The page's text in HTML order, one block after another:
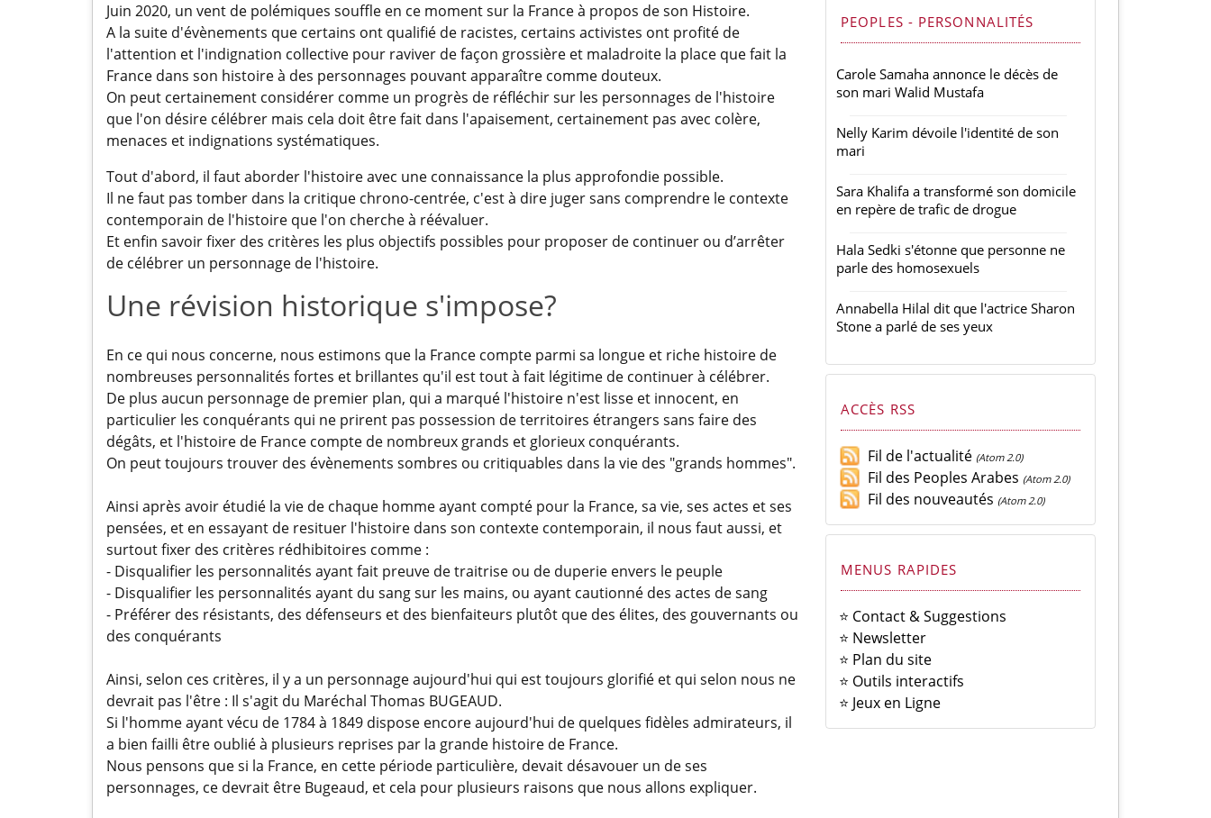
Juin 2020, un vent de polémiques souffle en ce moment sur la France à propos de son Histoire.
A la suite d'évènements que certains ont qualifié de racistes, certains activistes ont profité de
l'attention et l'indignation collective pour raviver de façon grossière et maladroite la place que fait la
France dans son histoire à des personnages pouvant apparaître comme douteux.
On peut certainement considérer comme un progrès de réfléchir sur les personnages de l'histoire
que l'on désire célébrer mais cela doit être fait dans l'apaisement, certainement pas avec colère,
menaces et indignations systématiques.
Tout d'abord, il faut aborder l'histoire avec une connaissance la plus approfondie possible.
Il ne faut pas tomber dans la critique chrono-centrée, c'est à dire juger sans comprendre le contexte
contemporain de l'histoire que l'on cherche à réévaluer.
Et enfin savoir fixer des critères les plus objectifs possibles pour proposer de continuer ou d’arrêter
de célébrer un personnage de l'histoire.
Une révision historique s'impose?
En ce qui nous concerne, nous estimons que la France compte parmi sa longue et riche histoire de
nombreuses personnalités fortes et brillantes qu'il est tout à fait légitime de continuer à célébrer.
De plus aucun personnage de premier plan, qui a marqué l'histoire n'est lisse et innocent, en
particulier les conquérants qui ne prirent pas possession de territoires étrangers sans faire des
dégâts, et l'histoire de France compte de nombreux grands et glorieux conquérants.
On peut toujours trouver des évènements sombres ou critiquables dans la vie des "grands hommes".
Ainsi après avoir étudié la vie de chaque homme ayant compté pour la France, sa vie, ses actes et ses
pensées, et en essayant de resituer l'histoire dans son contexte contemporain, il nous faut aussi, et
surtout fixer des critères rédhibitoires comme :
- Disqualifier les personnalités ayant fait preuve de traitrise ou de duperie envers le peuple
- Disqualifier les personnalités ayant du sang sur les mains, ou ayant cautionné des actes de sang
- Préférer des résistants, des défenseurs et des bienfaiteurs plutôt que des élites, des gouvernants ou
des conquérants
Ainsi, selon ces critères, il y a un personnage aujourd'hui qui est toujours glorifié et qui selon nous ne
devrait pas l'être : Il s'agit du Maréchal Thomas BUGEAUD.
Si l'homme ayant vécu de 1784 à 1849 dispose encore aujourd'hui de quelques fidèles admirateurs, il
a bien failli être oublié à plusieurs reprises par la grande histoire de France.
Nous pensons que si la France, en cette période particulière, devait désavouer un de ses
personnages, ce devrait être Bugeaud, et cela pour plusieurs raisons que nous allons expliquer.
PEOPLES - PERSONNALITÉS
Carole Samaha annonce le décès de
son mari Walid Mustafa
Nelly Karim dévoile l'identité de son
mari
Sara Khalifa a transformé son domicile
en repère de trafic de drogue
Hala Sedki s'étonne que personne ne
parle des homosexuels
Annabella Hilal dit que l'actrice Sharon
Stone a parlé de ses yeux
ACCÈS RSS
Fil de l'actualité (Atom 2.0)
Fil des Peoples Arabes (Atom 2.0)
Fil des nouveautés (Atom 2.0)
MENUS RAPIDES
⭐ Contact & Suggestions
⭐ Newsletter
⭐ Plan du site
⭐ Outils interactifs
⭐ Jeux en Ligne